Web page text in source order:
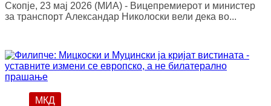
Скопје, 23 мај 2026 (МИА) - Вицепремиерот и министер
за транспорт Александар Николоски вели дека во...
МКД